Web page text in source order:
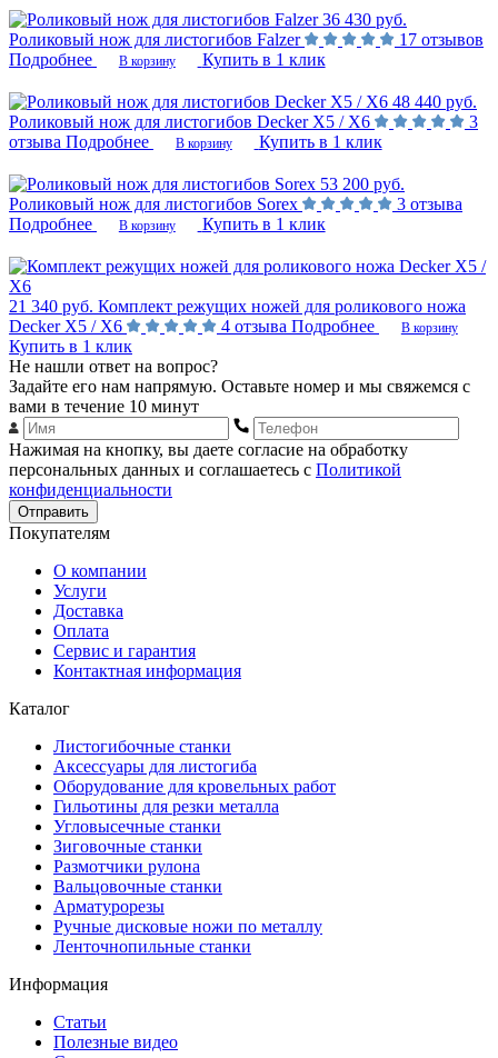
36 430 руб.
Роликовый нож для листогибов Falzer
17 отзывов
Подробнее
В корзину Купить в 1 клик
48 440 руб.
Роликовый нож для листогибов Decker Х5 / Х6
3
отзыва Подробнее В корзину Купить в 1 клик
53 200 руб.
Роликовый нож для листогибов Sorex
3 отзыва
Подробнее
В корзину Купить в 1 клик
21 340 руб. Комплект режущих ножей для роликового ножа
Decker Х5 / Х6
4 отзыва Подробнее В корзину
Купить в 1 клик
Не нашли ответ на вопрос?
Задайте его нам напрямую. Оставьте номер и мы свяжемся с
вами в течение 10 минут
Нажимая на кнопку, вы даете согласие на обработку
персональных данных и соглашаетесь с Политикой
конфиденциальности
Отправить
Покупателям
О компании
Услуги
Доставка
Оплата
Сервис и гарантия
Контактная информация
Каталог
Листогибочные станки
Аксессуары для листогиба
Оборудование для кровельных работ
Гильотины для резки металла
Угловысечные станки
Зиговочные станки
Размотчики рулона
Вальцовочные станки
Арматурорезы
Ручные дисковые ножи по металлу
Ленточнопильные станки
Информация
Статьи
Полезные видео